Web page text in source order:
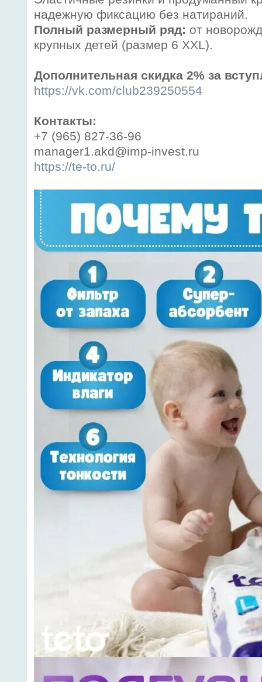
надежную фиксацию без натираний.
Полный размерный ряд: от
крупных детей (размер 6 XXL).
Дополнительная скидка 2% за
https://vk.com/club239250554
Контакты:
+7 (965) 827-36-96
manager1.akd@imp-invest.ru
https://te-to.ru/